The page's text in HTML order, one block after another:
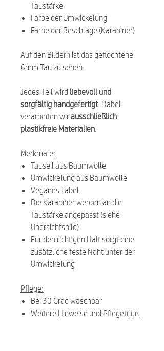
Taustärke
Farbe der Umwickelung
Farbe der Beschläge (Karabiner)
Auf den Bildern ist das geflochtene
6mm Tau zu sehen.
Jedes Teil wird liebevoll und
sorgfältig handgefertigt. Dabei
verarbeiten wirausschließlich
plastikfreie Materialien
Merkmale:
Tauseil aus Baumwolle
Umwickelung aus Baumwolle
Veganes Label
Die Karabiner werden an die
Taustärke angepasst (siehe
Übersichtsbild)
Für den richtigen Halt sorgt eine
zusätzliche feste Naht unter der
Umwickelung
Pflege:
Bei 30 Grad waschbar
Weitere Hinweise und Pflegetipps